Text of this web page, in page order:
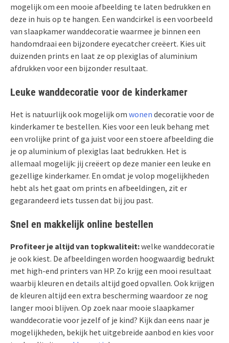
mogelijk om een mooie afbeelding te laten bedrukken en
deze in huis op te hangen. Een wandcirkel is een voorbeeld
van slaapkamer wanddecoratie waarmee je binnen een
handomdraai een bijzondere eyecatcher creëert. Kies uit
duizenden prints en laat ze op plexiglas of aluminium
afdrukken voor een bijzonder resultaat.
Leuke wanddecoratie voor de kinderkamer
Het is natuurlijk ook mogelijk om wonen decoratie voor de
kinderkamer te bestellen. Kies voor een leuk behang met
een vrolijke print of ga juist voor een stoere afbeelding die
je op aluminium of plexiglas laat bedrukken. Het is
allemaal mogelijk: jij creëert op deze manier een leuke en
gezellige kinderkamer. En omdat je volop mogelijkheden
hebt als het gaat om prints en afbeeldingen, zit er
gegarandeerd iets tussen dat bij jou past.
Snel en makkelijk online bestellen
Profiteer je altijd van topkwaliteit:welke wanddecoratie
je ook kiest. De afbeeldingen worden hoogwaardig bedrukt
met high-end printers van HP. Zo krijg een mooi resultaat
waarbij kleuren en details altijd goed opvallen. Ook krijgen
de kleuren altijd een extra bescherming waardoor ze nog
langer mooi blijven. Op zoek naar mooie slaapkamer
wanddecoratie voor jezelf of je kind? Kijk dan eens naar je
mogelijkheden, bekijk het uitgebreide aanbod en kies voor